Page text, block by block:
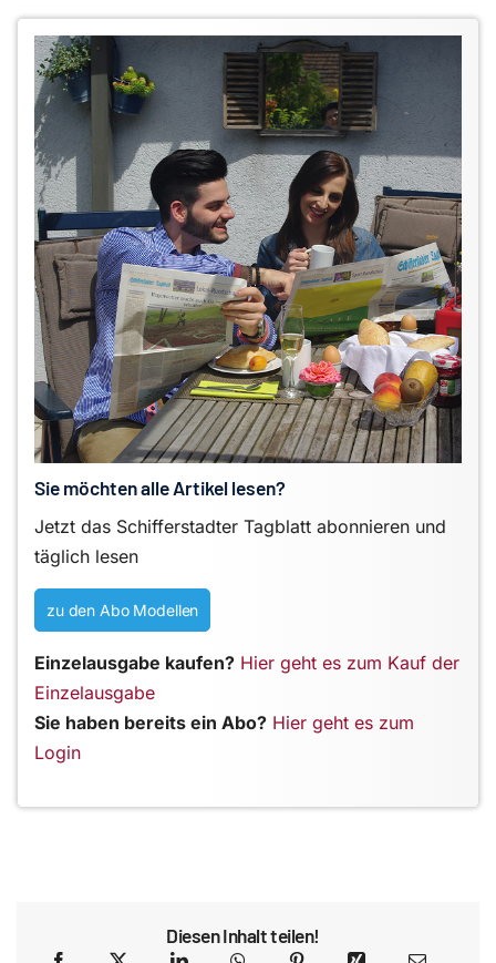
Sie möchten alle Artikel lesen?
Jetzt das Schifferstadter Tagblatt abonnieren und
täglich lesen
zu den Abo Modellen
Einzelausgabe kaufen? Hier geht es zum Kauf der
Einzelausgabe
Sie haben bereits ein Abo? Hier geht es zum
Login
Diesen Inhalt teilen!